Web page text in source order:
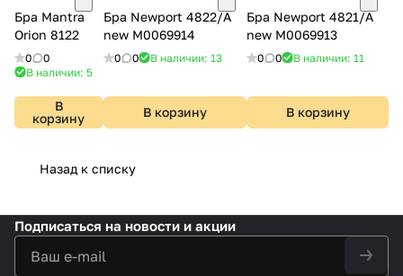
Бра Mantra
Orion 8122
0
0
В наличии: 5
В
корзину
Бра Newport 4822/A
new М0069914
0 0 В наличии: 13
В корзину
Бра Newport 4821/A
new М0069913
0 0 В наличии: 11
В корзину
Назад к списку
Подписаться на новости и акции